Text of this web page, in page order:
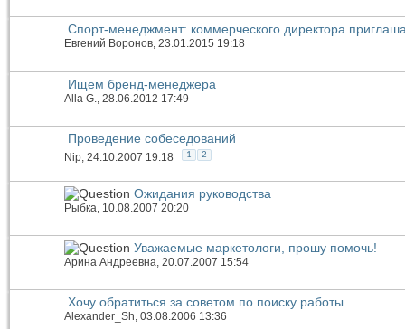
Спорт-менеджмент: коммерческого директора
Евгений Воронов, 23.01.2015 19:18
Ищем бренд-менеджера
Alla G. , 28.06.2012 17:49
Проведение собеседований
Nip, 24.10.2007 19:18 1 2
Ожидания руководства
Рыбка , 10.08.2007 20:20
Уважаемые маркетологи, прошу помочь!
Арина Андреевна, 20.07.2007 15:54
Хочу обратиться за советом по поиску работы.
Alexander_Sh, 03.08.2006 13:36